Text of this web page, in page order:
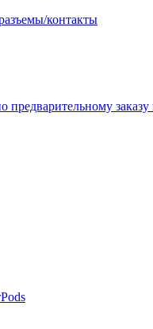
заказу
контакты